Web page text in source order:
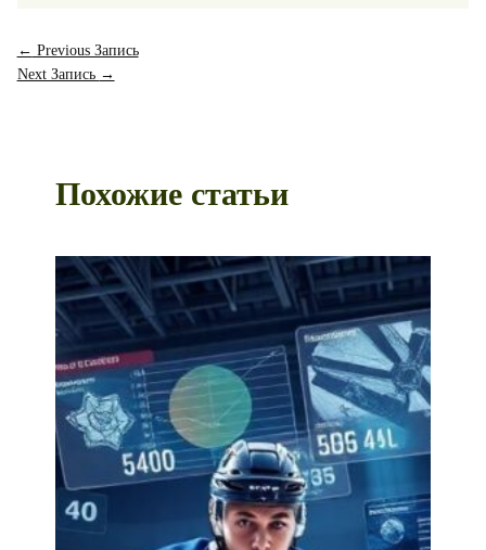
← Previous Запись
Next Запись →
Похожие статьи